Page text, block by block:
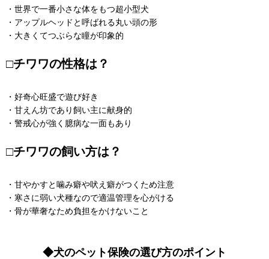
・世界で一番小さな体をもつ超小型犬
・アップルヘッドと呼ばれる丸い頭の形
・大きくてつぶらな瞳が印象的
□チワワの性格は？
・好奇心旺盛で遊び好き
・甘えん坊であり飼い主に献身的
・警戒心が強く臆病な一面もあり
□チワワの飼い方は？
・甘やかすと噛み癖や吠え癖がつくため注意
・寒さに弱い犬種なので適温管理を心がける
・骨が華奢なため負担をかけないこと
◆犬のペット保険の選び方のポイント